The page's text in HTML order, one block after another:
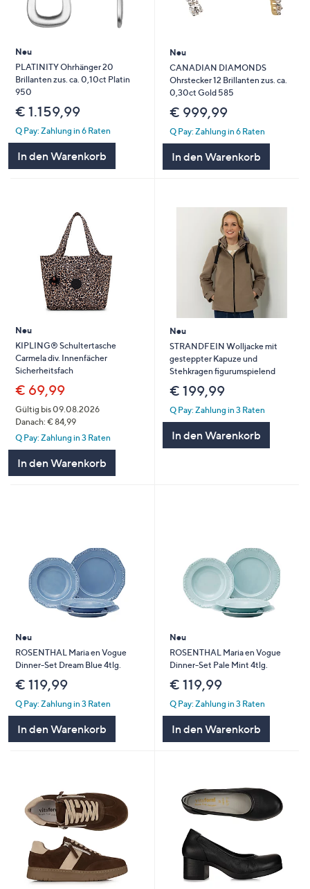
Neu
PLATINITY Ohrhänger 20
Brillanten zus. ca. 0,10ct Platin
950
€ 1.159,99
Q Pay: Zahlung in 6 Raten
In den Warenkorb
Neu
CANADIAN DIAMONDS
Ohrstecker 12 Brillanten zus. ca.
0,30ct Gold 585
€ 999,99
Q Pay: Zahlung in 6 Raten
In den Warenkorb
Neu
KIPLING® Schultertasche
Carmela div. Innenfächer
Sicherheitsfach
€ 69,99
Gültig bis 09.08.2026
Danach: € 84,99
Q Pay: Zahlung in 3 Raten
In den Warenkorb
Neu
STRANDFEIN Wolljacke mit
gesteppter Kapuze und
Stehkragen figurumspielend
€ 199,99
Q Pay: Zahlung in 3 Raten
In den Warenkorb
Neu
ROSENTHAL Maria en Vogue
Dinner-Set Dream Blue 4tlg.
€ 119,99
Q Pay: Zahlung in 3 Raten
In den Warenkorb
Neu
ROSENTHAL Maria en Vogue
Dinner-Set Pale Mint 4tlg.
€ 119,99
Q Pay: Zahlung in 3 Raten
In den Warenkorb